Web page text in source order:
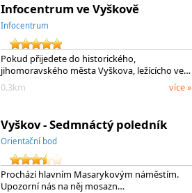
Infocentrum ve Vyškově
Infocentrum
Pokud přijedete do historického,
jihomoravského města Vyškova, ležícícho ve…
0.3km
více »
Vyškov - Sedmnáctý poledník
Orientační bod
Prochází hlavním Masarykovým náměstím.
Upozorní nás na něj mosazn…